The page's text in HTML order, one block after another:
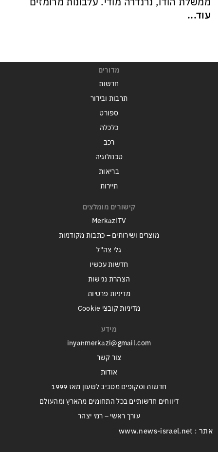
עוד...
מדורים
חדשות
תרבות ובידור
ספורט
כלכלה
רכב
טכנולוגיה
בריאות
תיירות
קישורים מומלצים
MerkaziTV
מוצרים ושירותים – כתבות מקודמות
גלי צה"ל
חדשות עכשיו
הצהרת נגישות
מדיניות פרטיות
מדיניות קובצי Cookie
מידע
inyanmerkazi@gmail.com
צור קשר
אודות
חדשות וסקופים מסביב לשעון מאז 1999
דיווחים חדשותיים בכל התחומים מהארץ ומהעולם
עורך ראשי – רמי יצהר
אתר : www.news-israel.net